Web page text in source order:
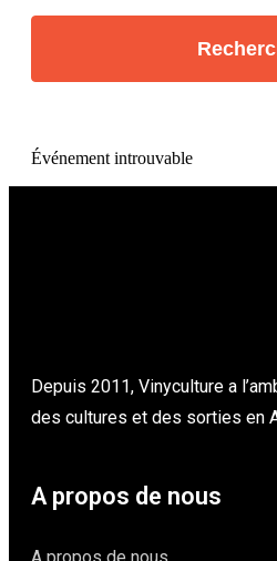
Événement introuvable
Depuis 2011, Vinyculture a
des cultures et des sorties en
A propos de nous